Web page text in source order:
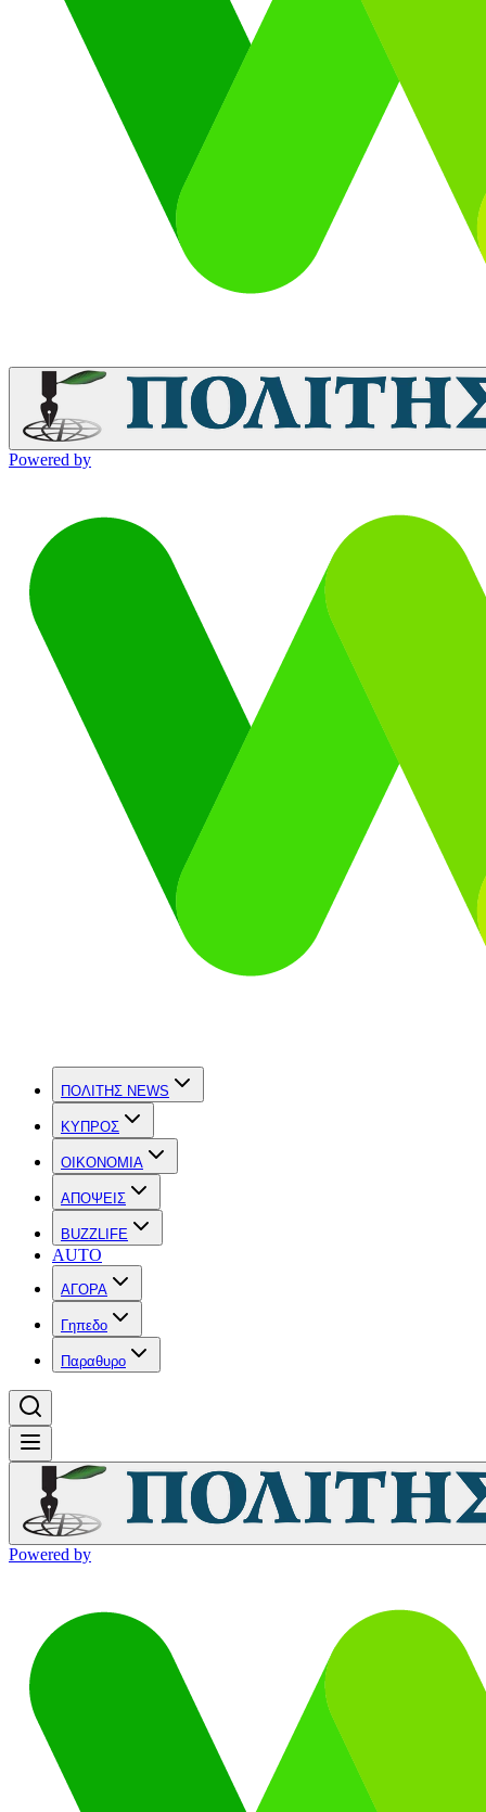
Powered by
ΠΟΛΙΤΗΣ NEWS
ΚΥΠΡΟΣ
OIKONOMIA
ΑΠΟΨΕΙΣ
BUZZLIFE
AUTO
ΑΓΟΡΑ
Γηπεδο
Παραθυρο
Powered by